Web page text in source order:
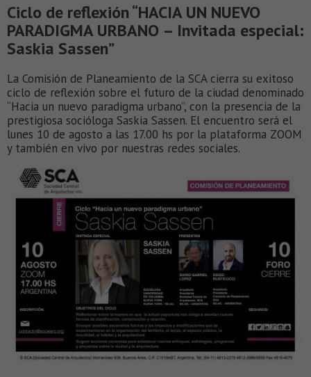
Ciclo de reflexión “HACIA UN NUEVO
PARADIGMA URBANO – Invitada especial:
Saskia Sassen”
La Comisión de Planeamiento de la SCA cierra su exitoso
ciclo de reflexión sobre el futuro de la ciudad denominado
“Hacia un nuevo paradigma urbano”, con la presencia de la
prestigiosa socióloga Saskia Sassen. El encuentro será el
lunes 10 de agosto a las 17.00 hs por la plataforma ZOOM
y también en vivo por nuestras redes sociales.